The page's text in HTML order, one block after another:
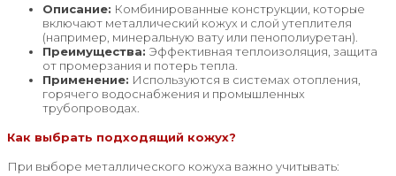
Описание: Комбинированные конструкции, которые
включают металлический кожух и слой утеплителя
(например, минеральную вату или пенополиуретан).
Преимущества: Эффективная теплоизоляция, защита
от промерзания и потерь тепла.
Применение: Используются в системах отопления,
горячего водоснабжения и промышленных
трубопроводах.
Как выбрать подходящий кожух?
При выборе металлического кожуха важно учитывать: